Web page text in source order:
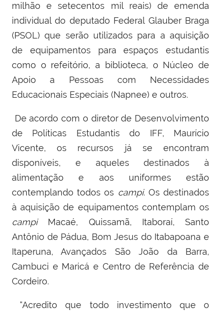
milhão e setecentos mil reais) de emenda
individual do deputado Federal Glauber Braga
(PSOL) que serão utilizados para a aquisição
de equipamentos para espaços estudantis
como o refeitório, a biblioteca, o Núcleo de
Apoio a Pessoas com Necessidades
Educacionais Especiais (Napnee) e outros.
De acordo com o diretor de Desenvolvimento
de Políticas Estudantis do IFF, Maurício
Vicente, os recursos já se encontram
disponíveis, e aqueles destinados à
alimentação e aos uniformes estão
contemplando todos os campi. Os destinados
à aquisição de equipamentos contemplam os
campi Macaé, Quissamã, Itaboraí, Santo
Antônio de Pádua, Bom Jesus do Itabapoana e
Itaperuna, Avançados São João da Barra,
Cambuci e Maricá e Centro de Referência de
Cordeiro.
“Acredito que todo investimento que o